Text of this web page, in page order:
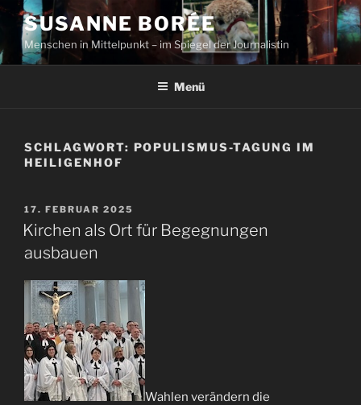
Zum
Inhalt
springen
SUSANNE BORÉE
Menschen in Mittelpunkt – im Spiegel der Journalistin
Menü
SCHLAGWORT: POPULISMUS-TAGUNG IM
HEILIGENHOF
VERÖFFENTLICHT
AM
17. FEBRUAR 2025
Kirchen als Ort für Begegnungen
ausbauen
Wahlen verändern die